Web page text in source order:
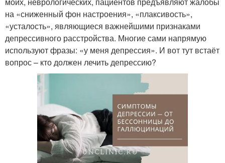
на «сниженный фон настроения», «плаксивость»,
«усталость», являющиеся важнейшими признаками
депрессивного расстройства. Многие сами напрямую
используют фразы: «у меня депрессия». И вот тут встаёт
вопрос – кто должен лечить депрессию?